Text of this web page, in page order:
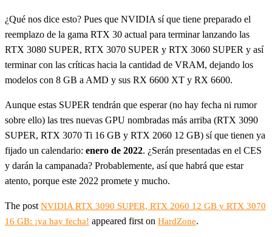
¿Qué nos dice esto? Pues que NVIDIA sí que tiene preparado el
reemplazo de la gama RTX 30 actual para terminar lanzando las
RTX 3080 SUPER, RTX 3070 SUPER y RTX 3060 SUPER y así
terminar con las críticas hacia la cantidad de VRAM, dejando los
modelos con 8 GB a AMD y sus RX 6600 XT y RX 6600.
Aunque estas SUPER tendrán que esperar (no hay fecha ni rumor
sobre ello) las tres nuevas GPU nombradas más arriba (RTX 3090
SUPER, RTX 3070 Ti 16 GB y RTX 2060 12 GB) sí que tienen ya
fijado un calendario: enero de 2022. ¿Serán presentadas en el CES
y darán la campanada? Probablemente, así que habrá que estar
atento, porque este 2022 promete y mucho.
The post NVIDIA RTX 3090 SUPER, RTX 2060 12 GB y RTX 3070
16 GB: ¡ya hay fecha! appeared first on HardZone.